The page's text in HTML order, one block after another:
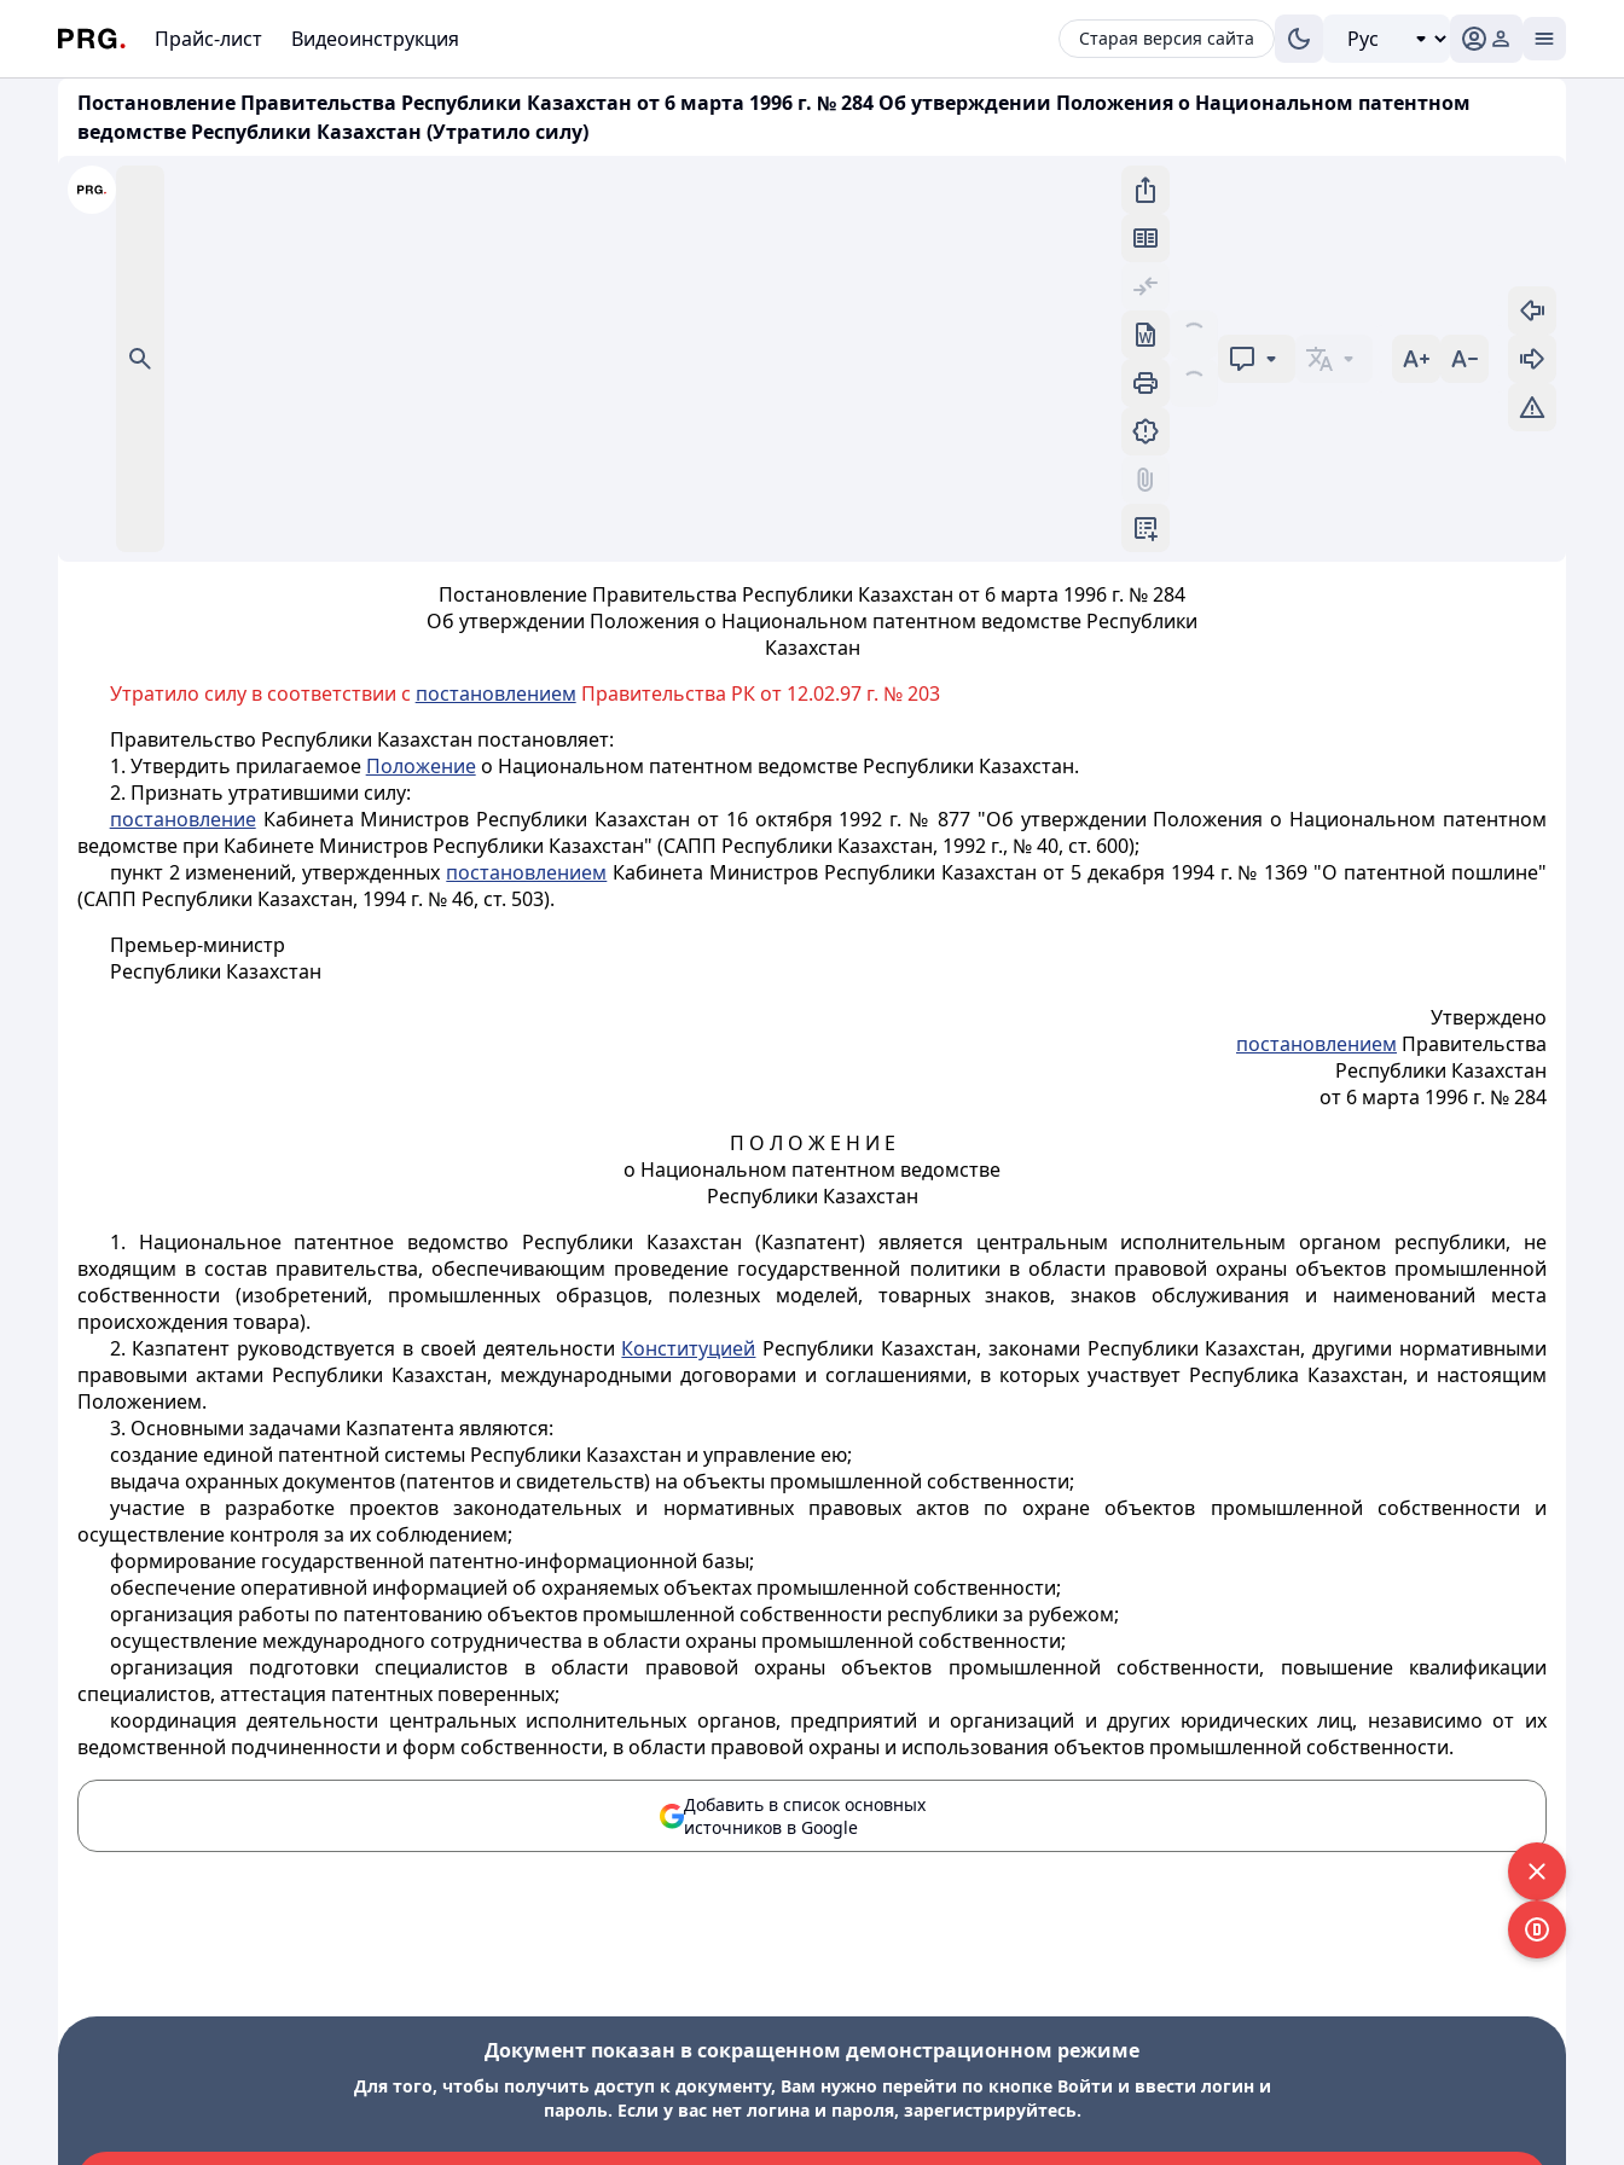
Прайс-лист Видеоинструкция Старая версия сайта
Постановление Правительства Республики Казахстан от 6 марта 1996 г. № 284 Об утверждении Положения о Национальном патентном
ведомстве Республики Казахстан (Утратило силу)
Постановление Правительства Республики Казахстан от 6 марта 1996 г. № 284
Об утверждении Положения о Национальном патентном ведомстве Республики
Казахстан
Утратило силу в соответствии с постановлением Правительства РК от 12.02.97 г. № 203
Правительство Республики Казахстан постановляет:
1. Утвердить прилагаемое Положениео Национальном патентном ведомстве Республики Казахстан.
2. Признать утратившими силу:
постановлениеКабинета Министров Республики Казахстан от 16 октября 1992 г. № 877 "Об утверждении Положения о Национальном патентном
ведомстве при Кабинете Министров Республики Казахстан" (САПП Республики Казахстан, 1992 г., № 40, ст. 600);
пункт 2 изменений, утвержденных постановлением Кабинета Министров Республики Казахстан от 5 декабря 1994 г. № 1369 "О патентной пошлине"
(САПП Республики Казахстан, 1994 г. № 46, ст. 503).
Премьер-министр
Республики Казахстан
Утверждено
постановлением Правительства
Республики Казахстан
от 6 марта 1996 г. № 284
П О Л О Ж Е Н И Е
о Национальном патентном ведомстве
Республики Казахстан
1. Национальное патентное ведомство Республики Казахстан (Казпатент) является центральным исполнительным органом республики, не
входящим в состав правительства, обеспечивающим проведение государственной политики в области правовой охраны объектов промышленной
собственности (изобретений, промышленных образцов, полезных моделей, товарных знаков, знаков обслуживания и наименований места
происхождения товара).
2. Казпатент руководствуется в своей деятельности Конституцией Республики Казахстан, законами Республики Казахстан, другими нормативными
правовыми актами Республики Казахстан, международными договорами и соглашениями, в которых участвует Республика Казахстан, и настоящим
Положением.
3. Основными задачами Казпатента являются:
создание единой патентной системы Республики Казахстан и управление ею;
выдача охранных документов (патентов и свидетельств) на объекты промышленной собственности;
участие в разработке проектов законодательных и нормативных правовых актов по охране объектов промышленной собственности и
осуществление контроля за их соблюдением;
формирование государственной патентно-информационной базы;
обеспечение оперативной информацией об охраняемых объектах промышленной собственности;
организация работы по патентованию объектов промышленной собственности республики за рубежом;
осуществление международного сотрудничества в области охраны промышленной собственности;
организация подготовки специалистов в области правовой охраны объектов промышленной собственности, повышение квалификации
специалистов, аттестация патентных поверенных;
координация деятельности центральных исполнительных органов, предприятий и организаций и других юридических лиц, независимо от их
ведомственной подчиненности и форм собственности, в области правовой охраны и использования объектов промышленной собственности.
Добавить в список основных
источников в Google
Документ показан в сокращенном демонстрационном режиме
Для того, чтобы получить доступ к документу, Вам нужно перейти по кнопке Войти и ввести логин и
пароль. Если у вас нет логина и пароля, зарегистрируйтесь.